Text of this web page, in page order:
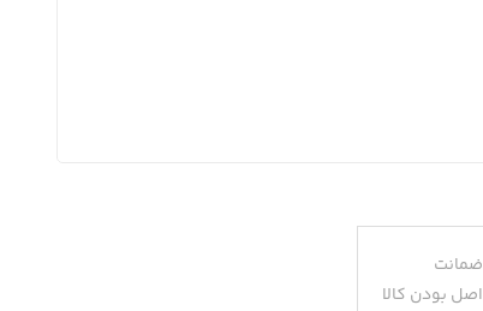
ضمانت
اصل بودن کالا